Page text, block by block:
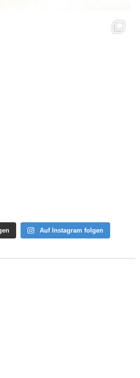
Auf Instagram folgen